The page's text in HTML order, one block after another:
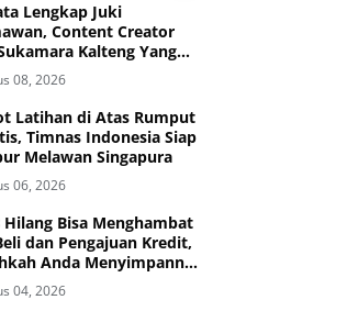
Lengkap Juki
Content Creator
Kalteng Yang
Dari Konten Tiktok,
dan Facebook
08, 2026
Latihan di Atas Rumput
Timnas Indonesia Siap
Melawan Singapura
06, 2026
Hilang Bisa Menghambat
dan Pengajuan Kredit,
Anda Menyimpannya
BPKB?
04, 2026